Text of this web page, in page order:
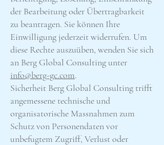
der Bearbeitung oder Übertragbarkeit
zu beantragen. Sie können Ihre
Einwilligung jederzeit widerrufen. Um
diese Rechte auszuüben, wenden Sie sich
an Berg Global Consulting unter
info@berg-gc.com.
Sicherheit Berg Global Consulting trifft
angemessene technische und
organisatorische Massnahmen zum
Schutz von Personendaten vor
unbefugtem Zugriff, Verlust oder